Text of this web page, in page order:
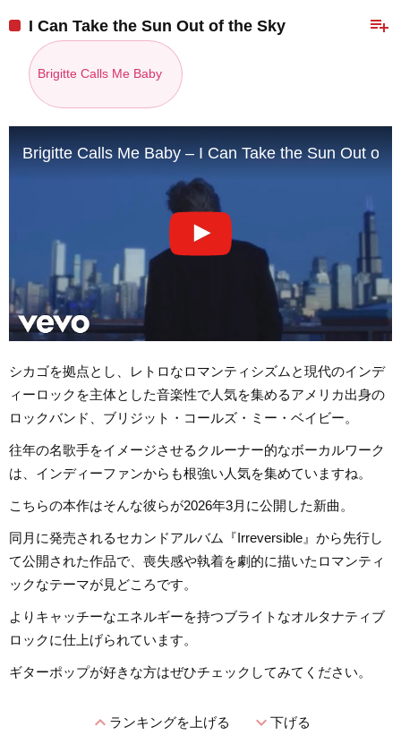
playlist_add
I Can Take the Sun Out of the Sky
Brigitte Calls Me Baby
Brigitte Calls Me Baby – I Can Take the Sun Out of
シカゴを拠点とし、レトロなロマンティシズムと現代のインデ
ィーロックを主体とした音楽性で人気を集めるアメリカ出身の
ロックバンド、ブリジット・コールズ・ミー・ベイビー。
往年の名歌手をイメージさせるクルーナー的なボーカルワーク
は、インディーファンからも根強い人気を集めていますね。
こちらの本作はそんな彼らが2026年3月に公開した新曲。
同月に発売されるセカンドアルバム『Irreversible』から先行し
て公開された作品で、喪失感や執着を劇的に描いたロマンティ
ックなテーマが見どころです。
よりキャッチーなエネルギーを持つブライトなオルタナティブ
ロックに仕上げられています。
ギターポップが好きな方はぜひチェックしてみてください。
expand_lessランキングを上げる expand_more下げる